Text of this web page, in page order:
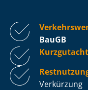
BauGB
Verkürzung